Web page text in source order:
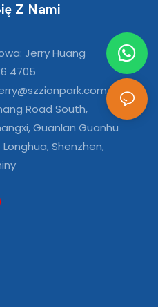
Z Nami
Jerry Huang
4705
Road South,
Guanlan Guanhu
Shenzhen,